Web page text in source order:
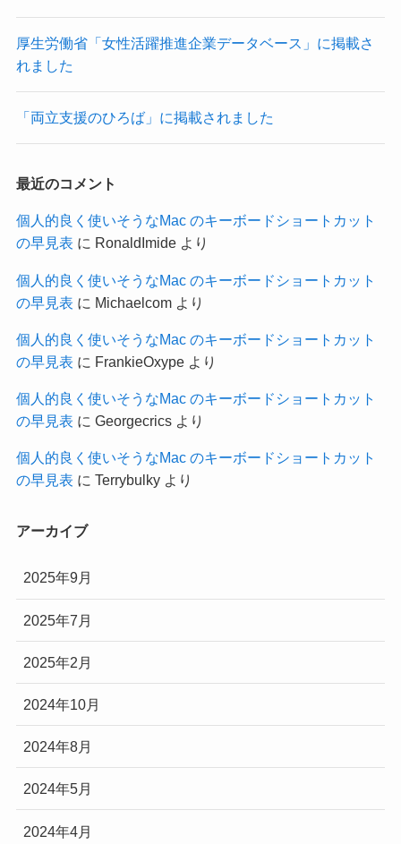
厚生労働省「女性活躍推進企業データベース」に掲載さ
れました
「両立支援のひろば」に掲載されました
最近のコメント
個人的良く使いそうなMac のキーボードショートカット
の早見表 に RonaldImideより
個人的良く使いそうなMac のキーボードショートカット
の早見表 に Michaelcomより
個人的良く使いそうなMac のキーボードショートカット
の早見表 に FrankieOxypeより
個人的良く使いそうなMac のキーボードショートカット
の早見表 に Georgecricsより
個人的良く使いそうなMac のキーボードショートカット
の早見表 に Terrybulkyより
アーカイブ
2025年9月
2025年7月
2025年2月
2024年10月
2024年8月
2024年5月
2024年4月